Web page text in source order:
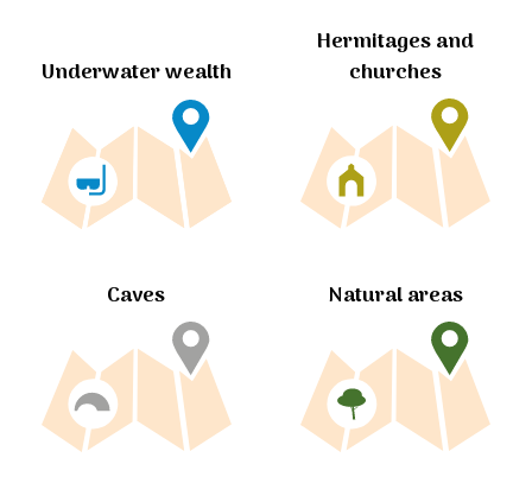
Underwater wealth
Hermitages and
churches
Caves Natural areas